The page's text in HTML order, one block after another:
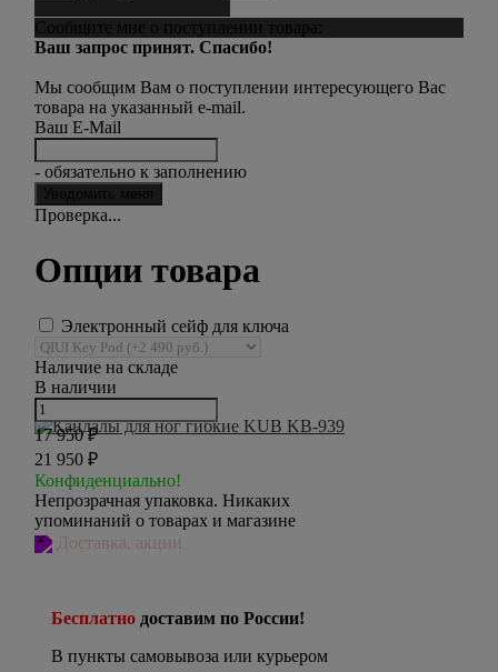
Сообщите мне о поступлении товара:
Ваш запрос принят. Спасибо!
Мы сообщим Вам о поступлении интересующего Вас
товара на указанный e-mail.
Ваш E-Mail
- обязательно к заполнению
Проверка...
Опции товара
Электронный сейф для ключа
Наличие на складе
В наличии
17 950₽
21 950 ₽
Конфиденциально!
Непрозрачная упаковка. Никаких
упоминаний о товарах и магазине
Доставка, акции
Бесплатно доставим по России!
В пункты самовывоза или курьером